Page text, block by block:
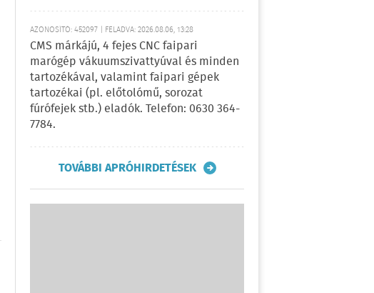
AZONOSÍTÓ: 452097 | FELADVA: 2026.08.06, 13:28
CMS márkájú, 4 fejes CNC faipari
marógép vákuumszivattyúval és minden
tartozékával, valamint faipari gépek
tartozékai (pl. előtolómű, sorozat
fúrófejek stb.) eladók. Telefon: 0630 364-
7784.
TOVÁBBI APRÓHIRDETÉSEK